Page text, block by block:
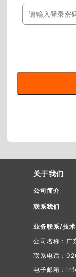
关于我们
公司简介
联系我们
业务联系/技
公司名称：广
联系电话：
电子邮箱：